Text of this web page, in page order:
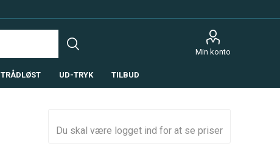
Min konto
TRÅDLØST UD-TRYK TILBUD
Du skal være logget ind for at se priser